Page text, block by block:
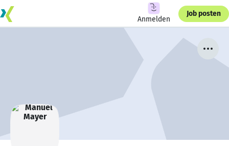
Anmelden
Job posten